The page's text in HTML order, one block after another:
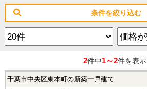
条件を絞り込む
2件中1～2件を表示
千葉市中央区東本町の新築一戸建て